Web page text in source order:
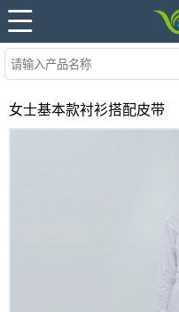
女士基本款衬衫搭配皮带